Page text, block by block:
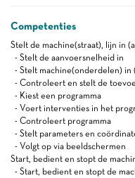
Competenties
Stelt de machine(straat), lijn in
- Stelt de aanvoersnelheid in
- Stelt machine(onderdelen)
- Controleert en stelt de
- Kiest een programma
- Voert interventies in het
- Controleert programma
- Stelt parameters en
- Volgt op via beeldschermen
Start, bedient en stopt de
- Start, bedient en stopt de